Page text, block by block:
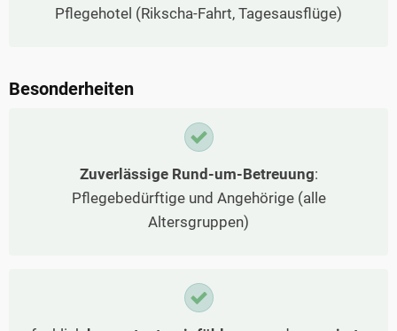
Pflegehotel (Rikscha-Fahrt, Tagesausflüge)
Besonderheiten
Zuverlässige Rund-um-Betreuung:
Pflegebedürftige und Angehörige (alle
Altersgruppen)